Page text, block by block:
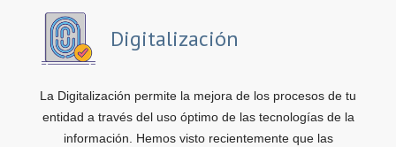
Digitalización
La Digitalización permite la mejora de los procesos de tu
entidad a través del uso óptimo de las tecnologías de la
información. Hemos visto recientemente que las